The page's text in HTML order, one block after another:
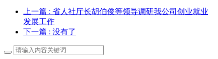
上一篇 : 省人社厅长胡伯俊等领导调研我公司创业就业
发展工作
下一篇 : 没有了